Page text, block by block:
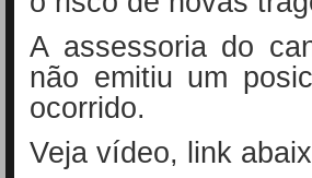
A assessoria do
não emitiu um
ocorrido.
Veja vídeo, link